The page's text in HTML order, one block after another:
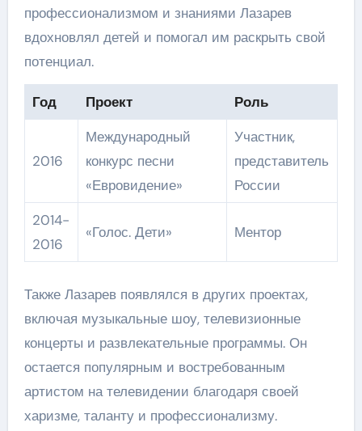
профессионализмом и знаниями Лазарев
вдохновлял детей и помогал им раскрыть свой
потенциал.
Год Проект Роль
2016
Международный
конкурс песни
«Евровидение»
Участник,
представитель
России
2014-
2016
«Голос. Дети» Ментор
Также Лазарев появлялся в других проектах,
включая музыкальные шоу, телевизионные
концерты и развлекательные программы. Он
остается популярным и востребованным
артистом на телевидении благодаря своей
харизме, таланту и профессионализму.